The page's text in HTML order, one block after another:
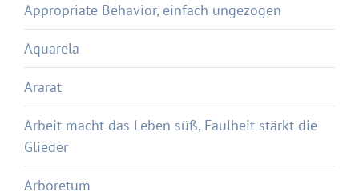
Appropriate Behavior, einfach ungezogen
Aquarela
Ararat
Arbeit macht das Leben süß, Faulheit stärkt die
Glieder
Arboretum